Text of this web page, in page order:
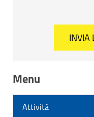
Menu
Attività